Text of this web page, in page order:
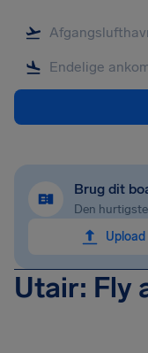
Brug dit
Den
Upload
Utair: Fly